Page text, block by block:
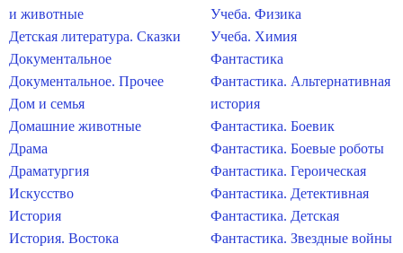
и животные
Детская литература. Сказки
Документальное
Документальное. Прочее
Дом и семья
Домашние животные
Драма
Драматургия
Искусство
История
История. Востока
Учеба. Физика
Учеба. Химия
Фантастика
Фантастика. Альтернативная
история
Фантастика. Боевик
Фантастика. Боевые роботы
Фантастика. Героическая
Фантастика. Детективная
Фантастика. Детская
Фантастика. Звездные войны